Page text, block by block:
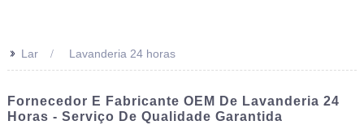
>> Lar Lavanderia 24 horas
Fornecedor E Fabricante OEM De Lavanderia 24
Horas - Serviço De Qualidade Garantida